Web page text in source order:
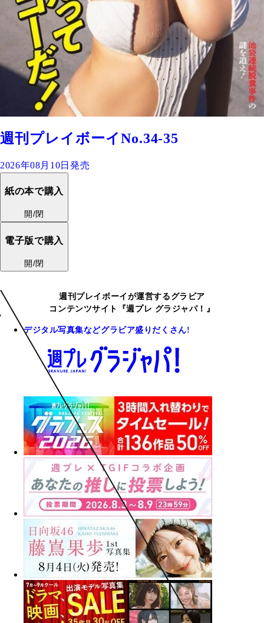
週刊プレイボーイNo.34-35
2026年08月10日発売
紙の本で購入
開/閉
電子版で購入
開/閉
週刊プレイボーイが運営するグラビア
コンテンツサイト『週プレ グラジャパ！』
デジタル写真集などグラビア盛りだくさん!